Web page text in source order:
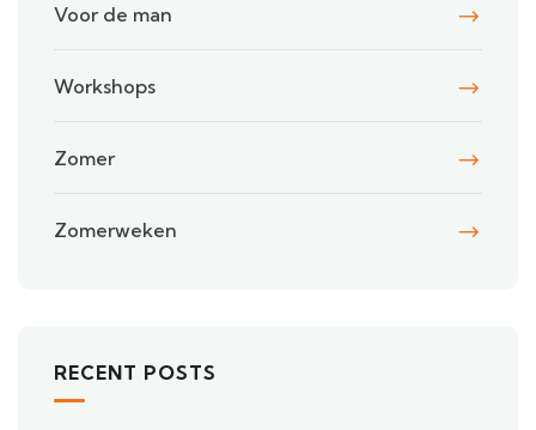
Voor de man
Workshops
Zomer
Zomerweken
RECENT POSTS